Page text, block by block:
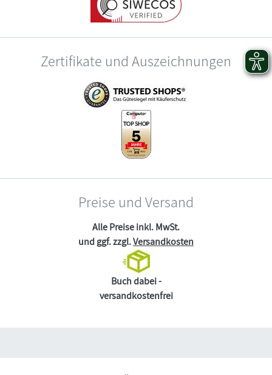
Zertifikate und Auszeichnungen
Preise und Versand
Alle Preise inkl. MwSt.
und ggf. zzgl.Versandkosten
Buch dabei -
versandkostenfrei